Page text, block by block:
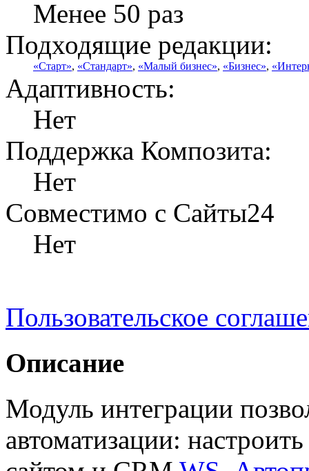
Менее 50 раз
Подходящие редакции:
«Старт», «Стандарт», «Малый бизнес», «Бизнес»,
Адаптивность:
Нет
Поддержка Композита:
Нет
Совместимо с Сайты24
Нет
Пользовательское
Описание
Модуль интеграции
автоматизации: